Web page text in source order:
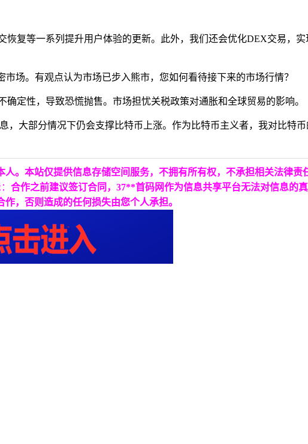
复等一系列提升用户体验的更新。此外，我们还会优化DEX交易，
场。有观点认为市场已步入熊市，您如何看待接下来的市场行情？
定性，导致恐慌抛售。市场担忧关税政策对通胀和全球贸易的影响。
大部分情况下仍会支撑比特币上涨。作为比特币主义者，我对比特
。本站仅提供信息存储空间服务，不拥有所有权，不承担相关法律
合作之前建议签订合同，37**首码网作为信息共享平台无法对信息的
，否则造成的任何损失由您个人承担。